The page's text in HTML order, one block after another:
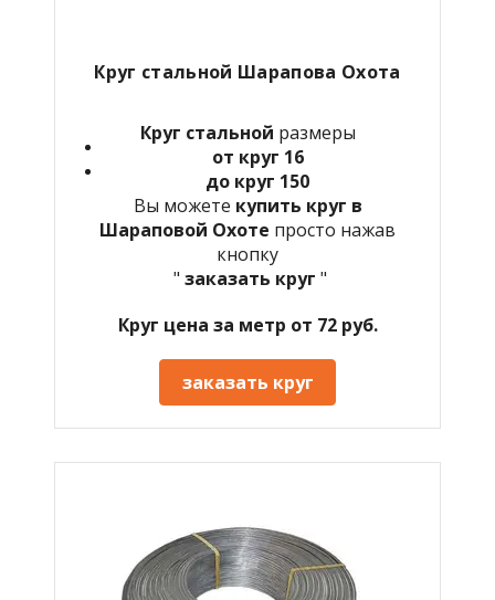
Круг стальной Шарапова Охота
Круг стальной размеры
от круг 16
до круг 150
Вы можете купить круг в
Шараповой Охоте просто нажав
кнопку
" заказать круг "
Круг цена за метр от 72 руб.
заказать круг